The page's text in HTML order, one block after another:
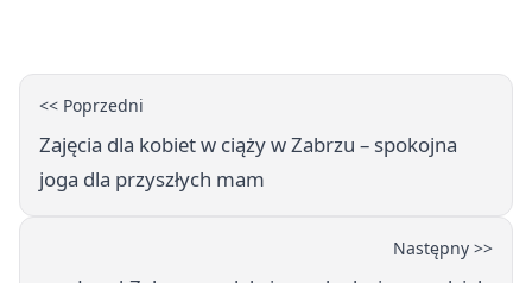
<< Poprzedni
Zajęcia dla kobiet w ciąży w Zabrzu – spokojna
joga dla przyszłych mam
Następny >>